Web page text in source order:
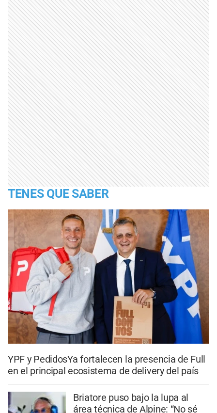
TENES QUE SABER
YPF y PedidosYa fortalecen la presencia de Full
en el principal ecosistema de delivery del país
Briatore puso bajo la lupa al
área técnica de Alpine: “No sé